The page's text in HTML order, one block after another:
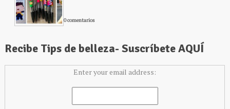
0 comentarios
Recibe Tips de belleza- Suscríbete AQUÍ
Enter your email address: